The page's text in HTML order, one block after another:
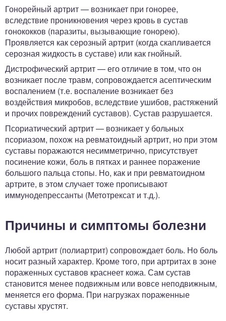
Гонорейный артрит — возникает при гонорее,
вследствие проникновения через кровь в сустав
гонококков (паразиты, вызывающие гонорею).
Проявляется как серозный артрит (когда скапливается
серозная жидкость в суставе) или как гнойный.
Дистрофический артрит — его отличие в том, что он
возникает после травм, сопровождается асептическим
воспалением (т.е. воспаление возникает без
воздействия микробов, вследствие ушибов, растяжений
и прочих повреждений суставов). Сустав разрушается.
Псориатический артрит — возникает у больных
псориазом, похож на ревматоидный артрит, но при этом
суставы поражаются несимметрично, присутствует
посинение кожи, боль в пятках и раннее поражение
большого пальца стопы. Но, как и при ревматоидном
артрите, в этом случает тоже прописывают
иммунодепрессанты (Метотрексат и т.д.).
Причины и симптомы болезни
Любой артрит (полиартрит) сопровождает боль. Но боль
носит разный характер. Кроме того, при артритах в зоне
пораженных суставов краснеет кожа. Сам сустав
становится менее подвижным или вовсе неподвижным,
меняется его форма. При нагрузках пораженные
суставы хрустят.